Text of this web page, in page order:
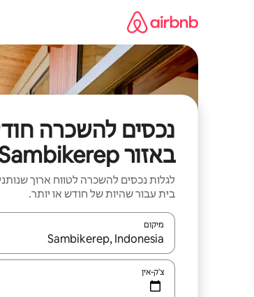
נכסים להשכרה
באזור Sambikerep
לגלות נכסים להשכרה לטווח ארוך
בית עבור שהיות של חודש או יותר.
מיקום
כאשר התוצאות יהיו זמינות, יש לנווט
צ'ק-אין